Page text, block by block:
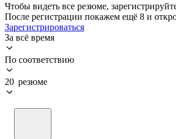
Чтобы видеть все резюме,
После регистрации покажем ещё 8 и
Зарегистрироваться
За всё время
По соответствию
20 резюме